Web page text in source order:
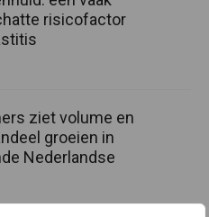
risicofactor
ziet volume en
groeien in
Nederlandse